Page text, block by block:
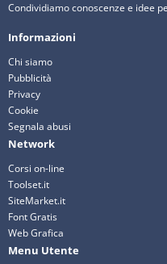
Condividiamo conoscenze e idee
Informazioni
Chi siamo
Pubblicità
Privacy
Cookie
Segnala abusi
Network
Corsi on-line
Toolset.it
SiteMarket.it
Font Gratis
Web Grafica
Menu Utente